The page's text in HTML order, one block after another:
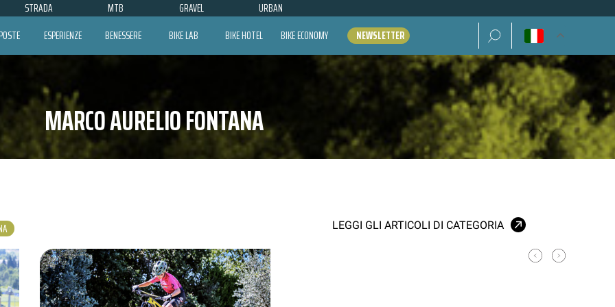
STRADA MTB GRAVEL URBAN
ESPERIENZE BENESSERE BIKE LAB BIKE HOTEL BIKE ECONOMY NEWSLETTER Ricerca per:
MARCO AURELIO FONTANA
LEGGI GLI ARTICOLI DI CATEGORIA